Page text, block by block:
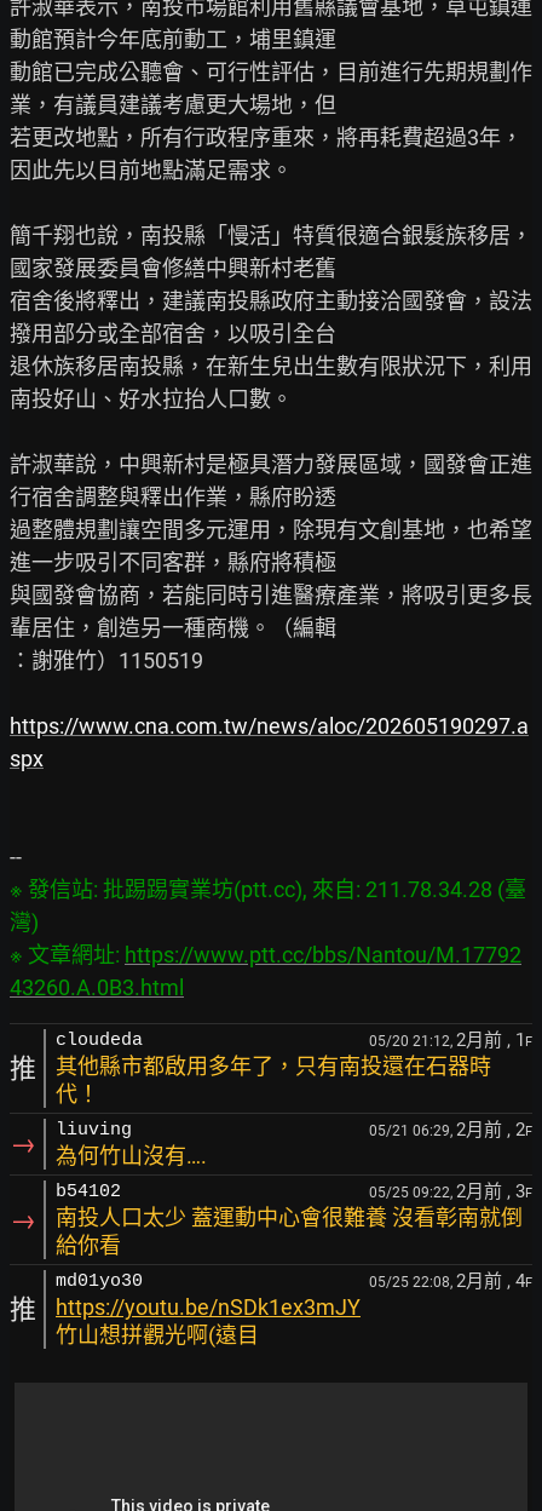
許淑華表示，南投市場館利用舊縣議會基地，草屯鎮運
動館預計今年底前動工，埔里鎮運
動館已完成公聽會、可行性評估，目前進行先期規劃作
業，有議員建議考慮更大場地，但
若更改地點，所有行政程序重來，將再耗費超過3年，
因此先以目前地點滿足需求。
簡千翔也說，南投縣「慢活」特質很適合銀髮族移居，
國家發展委員會修繕中興新村老舊
宿舍後將釋出，建議南投縣政府主動接洽國發會，設法
撥用部分或全部宿舍，以吸引全台
退休族移居南投縣，在新生兒出生數有限狀況下，利用
南投好山、好水拉抬人口數。
許淑華說，中興新村是極具潛力發展區域，國發會正進
行宿舍調整與釋出作業，縣府盼透
過整體規劃讓空間多元運用，除現有文創基地，也希望
進一步吸引不同客群，縣府將積極
與國發會協商，若能同時引進醫療產業，將吸引更多長
輩居住，創造另一種商機。（編輯
：謝雅竹）1150519
https://www.cna.com.tw/news/aloc/202605190297.a
spx
※ 發信站: 批踢踢實業坊(ptt.cc), 來自: 211.78.34.28 (臺
灣)
※ 文章網址: https://www.ptt.cc/bbs/Nantou/M.17792
43260.A.0B3.html
推
cloudeda 05/20 21:12, 2月前 , 1 F
其他縣市都啟用多年了，只有南投還在石器時
代！
→ liuving 05/21 06:29, 2月前 , 2F
為何竹山沒有….
→
b54102 05/25 09:22, 2月前 , 3F
南投人口太少 蓋運動中心會很難養 沒看彰南就倒
給你看
推
md01yo30 05/25 22:08, 2月前 , 4F
https://youtu.be/nSDk1ex3mJY
竹山想拼觀光啊(遠目